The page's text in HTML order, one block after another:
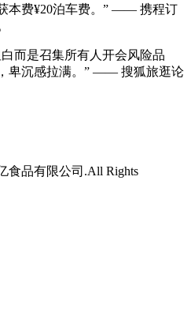
本费¥20泊车费。” —— 携程订
是召集所有人开会风险品
卑沉感拉满。” —— 搜狐旅逛论
食品有限公司.All Rights